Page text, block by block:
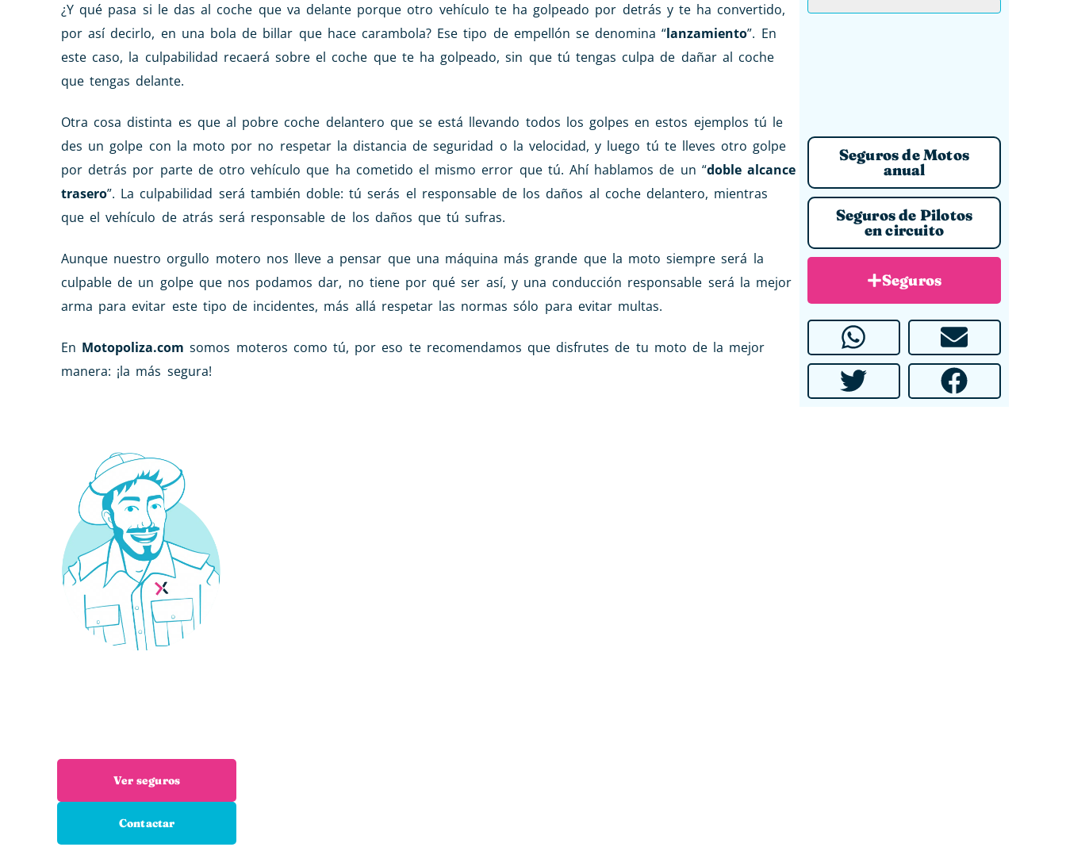
¿Y qué pasa si le das al coche que va delante porque otro vehículo te ha golpeado por detrás y te ha convertido,
por así decirlo, en una bola de billar que hace carambola? Ese tipo de empellón se denomina “lanzamiento”. En
este caso, la culpabilidad recaerá sobre el coche que te ha golpeado, sin que tú tengas culpa de dañar al coche
que tengas delante.
Otra cosa distinta es que al pobre coche delantero que se está llevando todos los golpes en estos ejemplos tú le
des un golpe con la moto por no respetar la distancia de seguridad o la velocidad, y luego tú te lleves otro golpe
por detrás por parte de otro vehículo que ha cometido el mismo error que tú. Ahí hablamos de un “doble alcance
trasero”. La culpabilidad será también doble: tú serás el responsable de los daños al coche delantero, mientras
que el vehículo de atrás será responsable de los daños que tú sufras.
Aunque nuestro orgullo motero nos lleve a pensar que una máquina más grande que la moto siempre será la
culpable de un golpe que nos podamos dar, no tiene por qué ser así, y una conducción responsable será la mejor
arma para evitar este tipo de incidentes, más allá respetar las normas sólo para evitar multas.
En Motopoliza.com somos moteros como tú, por eso te recomendamos que disfrutes de tu moto de la mejor
manera: ¡la más segura!
Seguros de Motos
anual
Seguros de Pilotos
en circuito
Seguros
Ver seguros
Contactar